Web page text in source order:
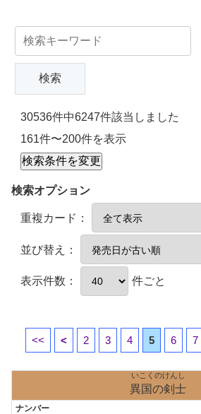
30536件中6247件該当しました
161件〜200件を表示
検索オプション
重複カード：
並び替え：
表示件数： 件ごと
<< < 2 3 4 5 6 7
いこくのけんし
異国の剣士